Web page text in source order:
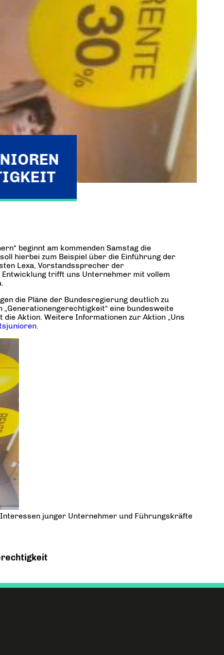
beginnt am kommenden Samstag die
hierbei zum Beispiel über die Einführung der
Lexa, Vorstandssprecher der
trifft uns Unternehmer mit vollem
die Pläne der Bundesregierung deutlich zu
eine bundesweite
Aktion. Weitere Informationen zur Aktion „Uns
.
junger Unternehmer und Führungskräfte